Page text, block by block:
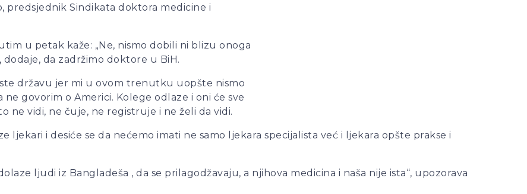
predsjednik Sindikata doktora medicine i
u petak kaže: „Ne, nismo dobili ni blizu onoga
da zadržimo doktore u BiH.
državu jer mi u ovom trenutku uopšte nismo
govorim o Americi. Kolege odlaze i oni će sve
ne vidi, ne čuje, ne registruje i ne želi da vidi.
ljekari i desiće se da nećemo imati ne samo ljekara specijalista već i ljekara opšte prakse i
ljudi iz Bangladeša , da se prilagodžavaju, a njihova medicina i naša nije ista“, upozorava